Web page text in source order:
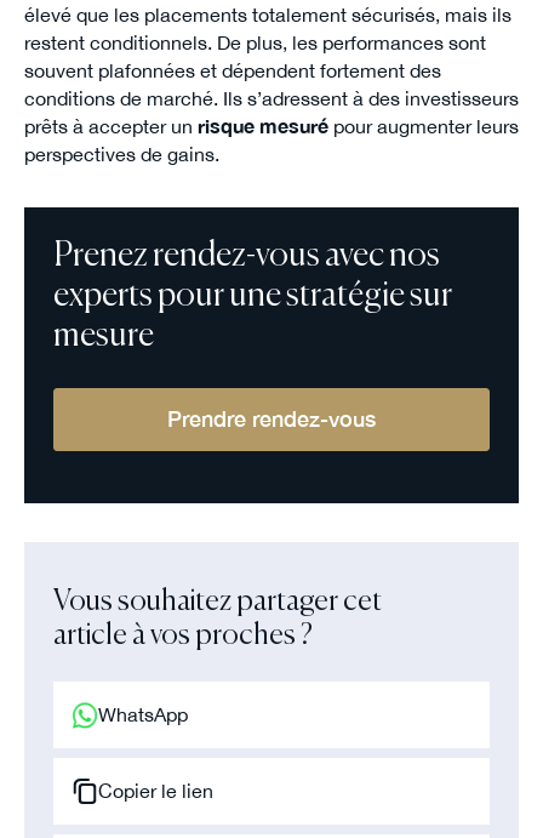
élevé que les placements totalement sécurisés, mais ils
restent conditionnels. De plus, les performances sont
souvent plafonnées et dépendent fortement des
conditions de marché. Ils s’adressent à des investisseurs
prêts à accepter un risque mesurépour augmenter leurs
perspectives de gains.
Prenez rendez-vous avec nos
experts pour une stratégie sur
mesure
Prendre rendez-vous
Vous souhaitez partager cet
article à vos proches ?
WhatsApp
Copier le lien